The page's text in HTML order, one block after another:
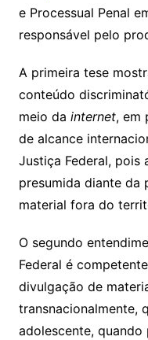
e Processual Penal
responsável pelo
A primeira tese
conteúdo
meio da internet, em
de alcance
Justiça Federal, pois
presumida diante da
material fora do
O segundo
Federal é
divulgação de
transnacionalmente,
adolescente,